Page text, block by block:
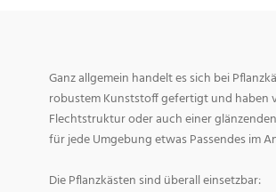
Ganz allgemein handelt es sich bei
robustem Kunststoff gefertigt und haben
Flechtstruktur oder auch einer
für jede Umgebung etwas Passendes im
Die Pflanzkästen sind überall einsetzbar: